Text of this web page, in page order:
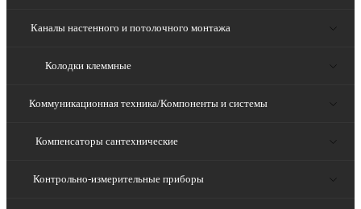
Каналы настенного и потолочного монтажа
Колодки клеммные
Коммуникационная техника/Компоненты и системы
Компенсаторы сантехнические
Контрольно-измерительные приборы